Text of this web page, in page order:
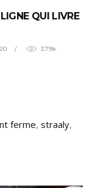
QUI LIVRE
3.79k
ferme, straaly,